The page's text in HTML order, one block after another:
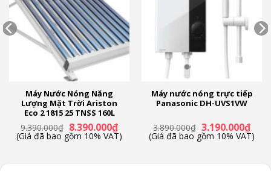
Máy Nước Nóng Năng
Lượng Mặt Trời Ariston
Eco 2 1815 25 TNSS 160L
9.390.000₫ Giá
gốc
là:
8.390.000₫Giá
hiện
tại
(Giá đã bao gồm 10% VAT)
Máy nước nóng trực tiếp
Panasonic DH-UVS1VW
3.890.000₫ Giá
gốc
là:
3.190.000₫Giá
hiện
tại
(Giá đã bao gồm 10% VAT)